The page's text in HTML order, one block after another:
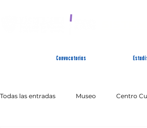
Convocatorias
Todas las entradas Museo Centro